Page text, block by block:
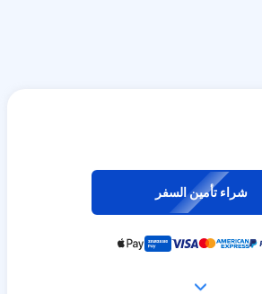
شراء تأمين السفر